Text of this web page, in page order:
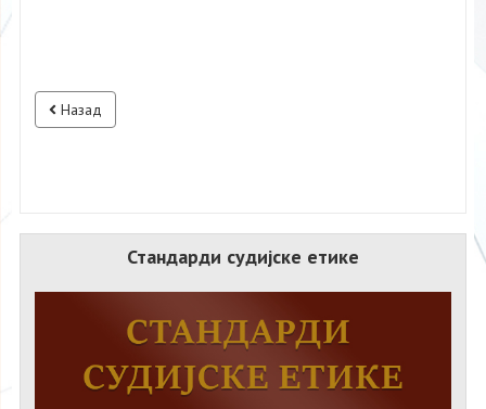
Назад
Стандарди судијске етике